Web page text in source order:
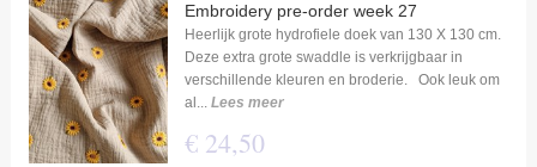
Embroidery pre-order week 27
Heerlijk grote hydrofiele doek van 130 X 130 cm.
Deze extra grote swaddle is verkrijgbaar in
verschillende kleuren en broderie. Ook leuk om
al... Lees meer
€ 24,50